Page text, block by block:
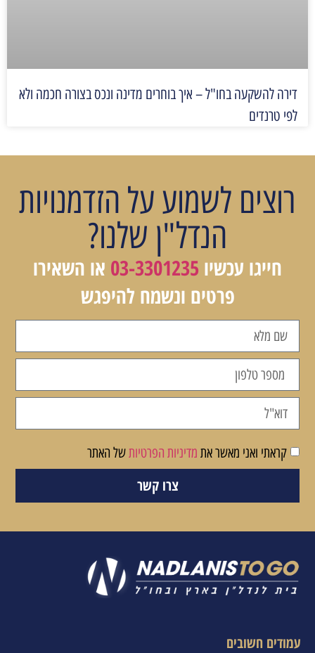
דירה להשקעה בחו"ל – איך בוחרים מדינה ונכס בצורה חכמה ולא
לפי טרנדים
רוצים לשמוע על הזדמנויות
הנדל"ן שלנו?
חייגו עכשיו 03-3301235 או השאירו
פרטים ונשמח להיפגש
קראתי ואני מאשר את מדיניות הפרטיותשל האתר
צרו קשר
עמודים חשובים